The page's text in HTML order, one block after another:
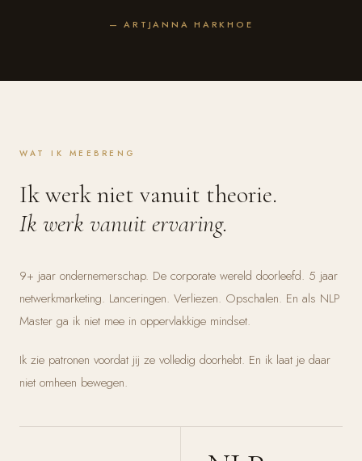
— ARTJANNA HARKHOE
WAT IK MEEBRENG
Ik werk niet vanuit theorie.
Ik werk vanuit ervaring.
9+ jaar ondernemerschap. De corporate wereld doorleefd. 5 jaar
netwerkmarketing. Lanceringen. Verliezen. Opschalen. En als NLP
Master ga ik niet mee in oppervlakkige mindset.
Ik zie patronen voordat jij ze volledig doorhebt. En ik laat je daar
niet omheen bewegen.